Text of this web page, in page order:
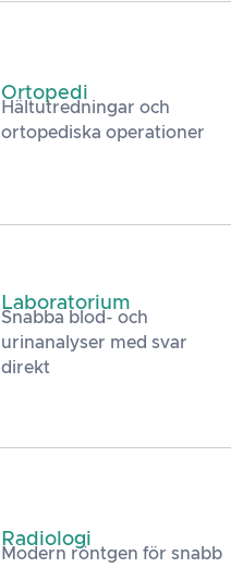
Ortopedi
Hältutredningar och
ortopediska operationer
Laboratorium
Snabba blod- och
urinanalyser med svar
direkt
Radiologi
Modern röntgen för snabb